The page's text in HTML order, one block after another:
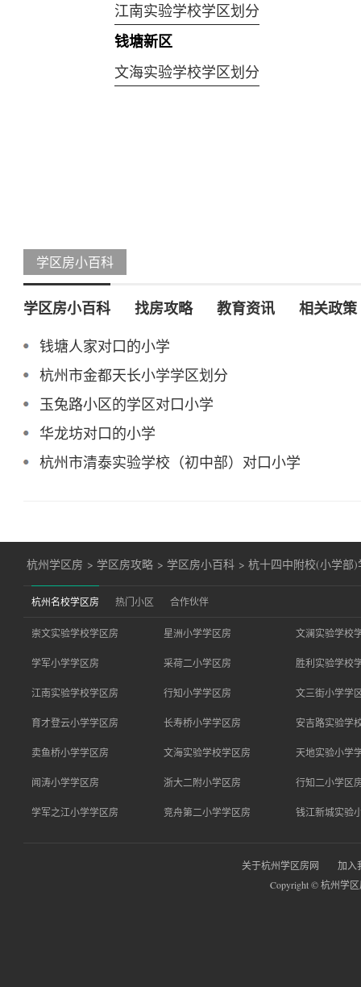
江南实验学校学区划分
钱塘新区
文海实验学校学区划分
学区房小百科
学区房小百科 找房攻略 教育资讯 相关政策
钱塘人家对口的小学
杭州市金都天长小学学区划分
玉兔路小区的学区对口小学
华龙坊对口的小学
杭州市清泰实验学校（初中部）对口小学
杭州学区房 > 学区房攻略 > 学区房小百科 >杭十四中附校(小学部
杭州名校学区房 热门小区 合作伙伴
崇文实验学校学区房 星洲小学学区房 文澜实验学校
学军小学学区房 采荷二小学区房 胜利实验学校
江南实验学校学区房 行知小学学区房 文三街小学学
育才登云小学学区房 长寿桥小学学区房 安吉路实验学
卖鱼桥小学学区房 文海实验学校学区房 天地实验小学
闻涛小学学区房 浙大二附小学区房 行知二小学区
学军之江小学学区房 竞舟第二小学学区房 钱江新城实验
关于杭州学区房网
加入
Copyright © 杭州学